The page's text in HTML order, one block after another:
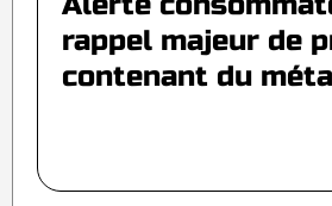
rappel majeur de
contenant du